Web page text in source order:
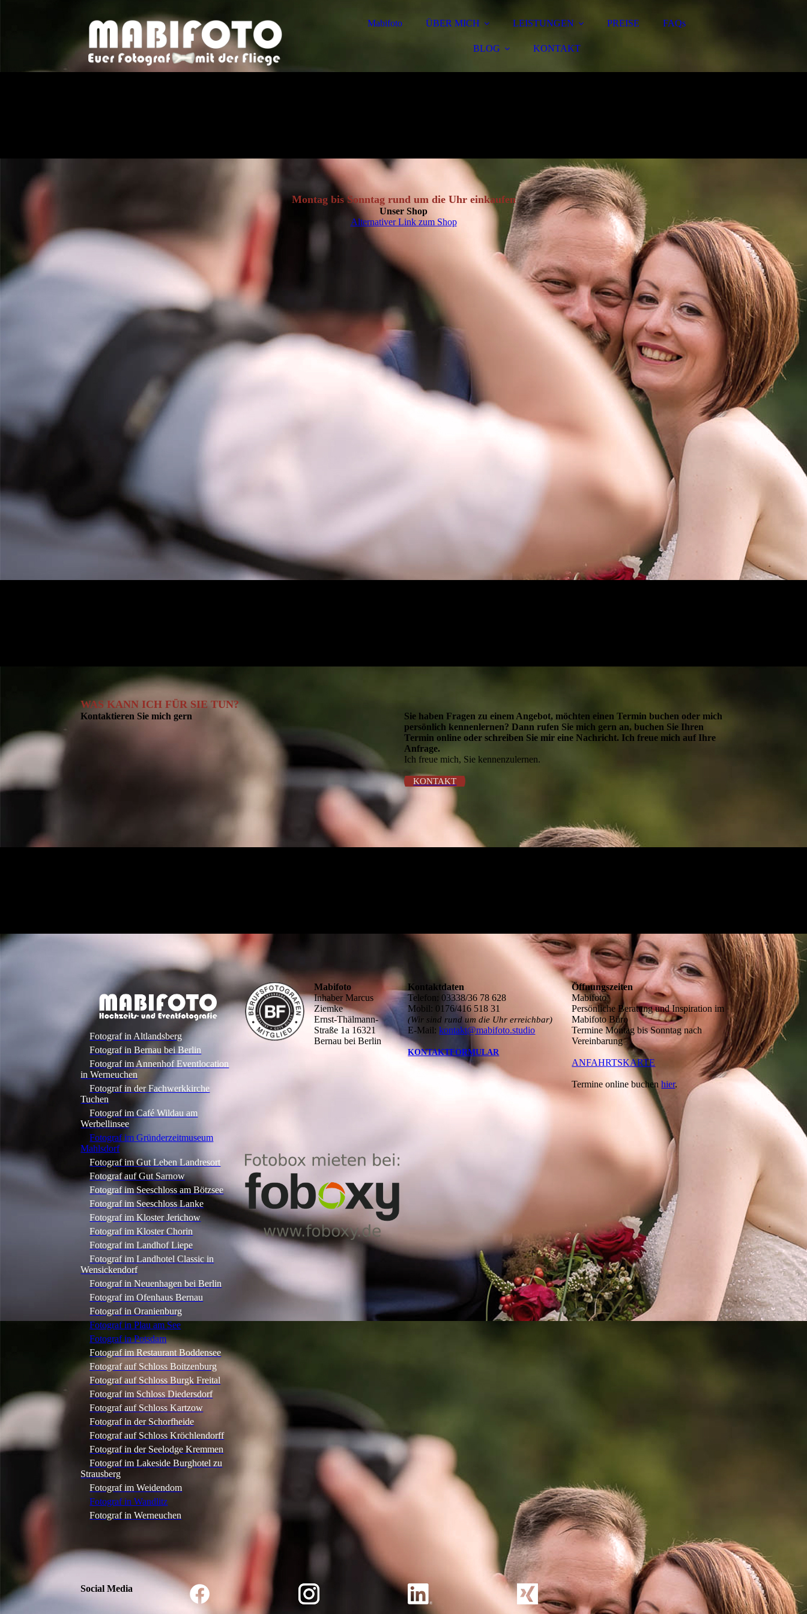
Mabifoto ÜBER MICH LEISTUNGEN PREISE FAQs
BLOG KONTAKT
Montag bis Sonntag rund um die Uhr einkaufen
Unser Shop
Alternativer Link zum Shop
WAS KANN ICH FÜR SIE TUN?
Kontaktieren Sie mich gern
Sie haben Fragen zu einem Angebot, möchten einen Termin buchen oder mich
persönlich kennenlernen? Dann rufen Sie mich gern an, buchen Sie Ihren
Termin online oder schreiben Sie mir eine Nachricht. Ich freue mich auf Ihre
Anfrage.
Ich freue mich, Sie kennenzulernen.
KONTAKT
Fotograf in Altlandsberg
Fotograf in Bernau bei Berlin
Fotograf im Annenhof Eventlocation
in Werneuchen
Fotograf in der Fachwerkkirche
Tuchen
Fotograf im Café Wildau am
Werbellinsee
Fotograf im Gründerzeitmuseum
Mahlsdorf
Fotograf im Gut Leben Landresort
Fotograf auf Gut Sarnow
Fotograf im Seeschloss am Bötzsee
Fotograf im Seeschloss Lanke
Fotograf im Kloster Jerichow
Fotograf im Kloster Chorin
Fotograf im Landhof Liepe
Fotograf im Landhotel Classic in
Wensickendorf
Fotograf in Neuenhagen bei Berlin
Fotograf im Ofenhaus Bernau
Fotograf in Oranienburg
Fotograf in Plau am See
Fotograf in Potsdam
Fotograf im Restaurant Boddensee
Fotograf auf Schloss Boitzenburg
Fotograf auf Schloss Burgk Freital
Fotograf im Schloss Diedersdorf
Fotograf auf Schloss Kartzow
Fotograf in der Schorfheide
Fotograf auf Schloss Kröchlendorff
Fotograf in der Seelodge Kremmen
Fotograf im Lakeside Burghotel zu
Strausberg
Fotograf im Weidendom
Fotograf in Wandlitz
Fotograf in Werneuchen
Mabifoto
Inhaber Marcus
Ziemke
Ernst-Thälmann-
Straße 1a 16321
Bernau bei Berlin
Kontaktdaten
Telefon: 03338/36 78 628
Mobil: 0176/416 518 31
(Wir sind rund um die Uhr erreichbar)
E-Mail:kontakt@mabifoto.studio
KONTAKTFORMULAR
Öffnungszeiten
Mabifoto
Persönliche Beratung und Inspiration im
Mabifoto Büro
Termine Montag bis Sonntag nach
Vereinbarung
ANFAHRTSKARTE
Termine online buchenhier.
Social Media